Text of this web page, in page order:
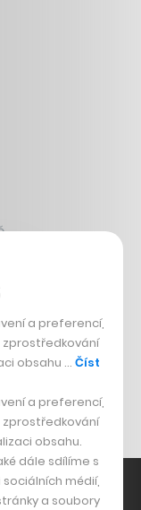
a preferencí,
zprostředkování
obsahu … Číst
a preferencí,
zprostředkování
obsahu.
dále sdílíme s
médií,
a soubory